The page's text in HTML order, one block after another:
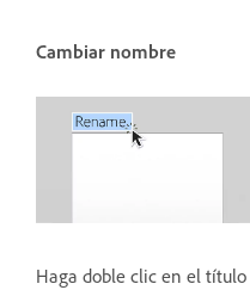
Cambiar nombre
Haga doble clic en el título